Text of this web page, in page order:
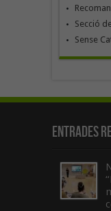
Secció
Sense
Entrades